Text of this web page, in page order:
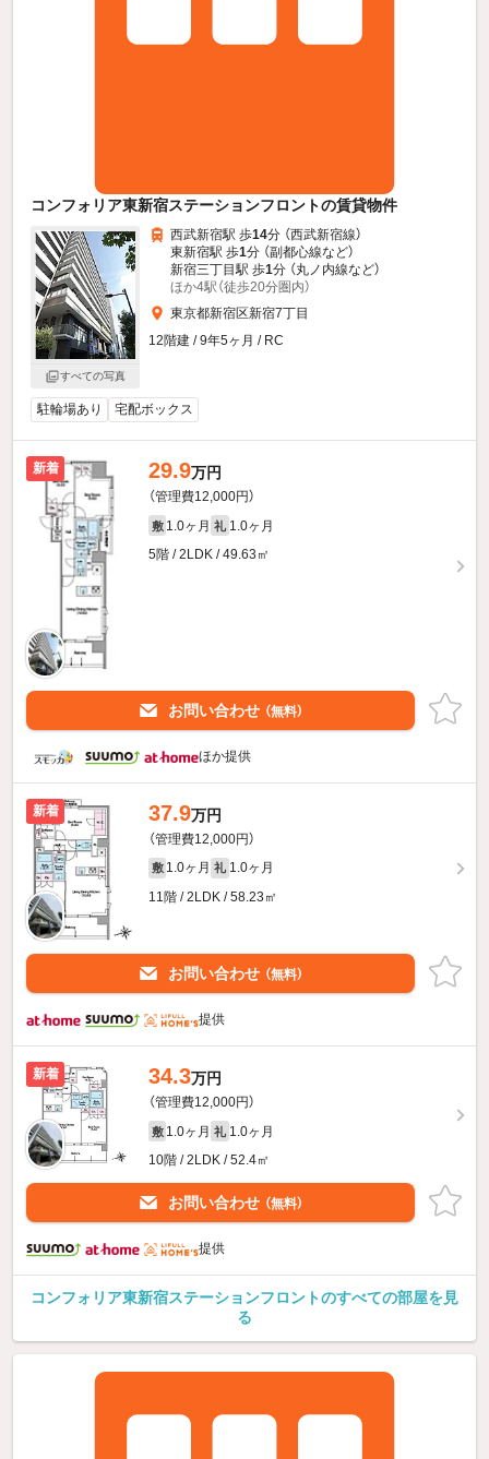
コンフォリア東新宿ステーションフロントの賃貸物件
すべての写真
西武新宿駅 歩14分 （西武新宿線）
東新宿駅 歩1分 （副都心線など）
新宿三丁目駅 歩1分 （丸ノ内線など）
ほか4駅（徒歩20分圏内）
東京都新宿区新宿7丁目
12階建 / 9年5ヶ月 / RC
駐輪場あり 宅配ボックス
新着 29.9万円
（管理費12,000円）
敷 1.0ヶ月 礼 1.0ヶ月
5階 / 2LDK / 49.63㎡
お問い合わせ （無料）
ほか提供
新着 37.9万円
（管理費12,000円）
敷 1.0ヶ月 礼 1.0ヶ月
11階 / 2LDK / 58.23㎡
お問い合わせ （無料）
提供
新着 34.3万円
（管理費12,000円）
敷 1.0ヶ月 礼 1.0ヶ月
10階 / 2LDK / 52.4㎡
お問い合わせ （無料）
提供
コンフォリア東新宿ステーションフロントのすべての部屋を見
る